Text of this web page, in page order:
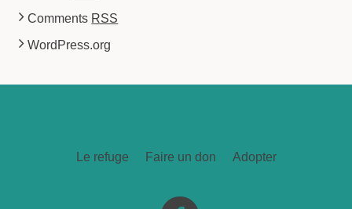
Comments RSS
WordPress.org
Le refuge Faire un don Adopter